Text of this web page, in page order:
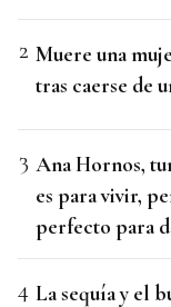
Muere una
tras caerse de
Ana Hornos,
es para vivir,
perfecto para
La sequía y el